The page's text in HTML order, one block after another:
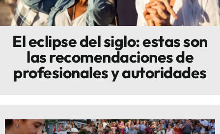
Sostenibilidad
Innova
El eclipse del siglo: estas son
las recomendaciones de
profesionales y autoridades